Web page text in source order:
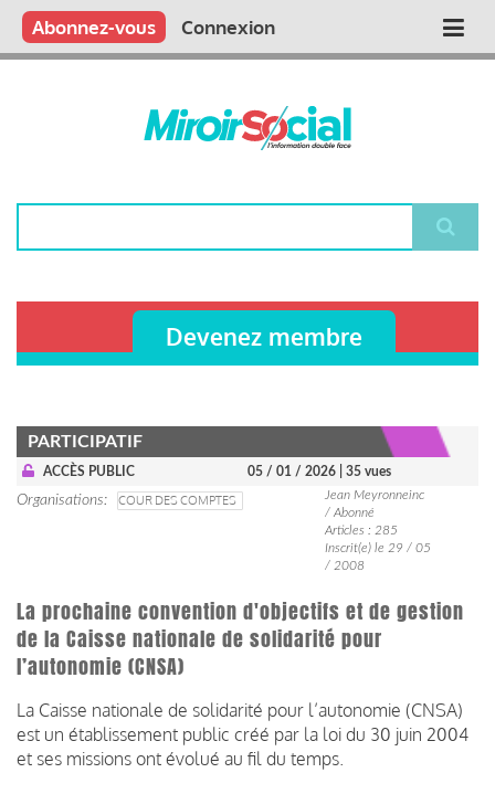
Aller
contenu
Main
Qui sommes nous ?
Vous publiez
Nous publions
Contactez-nous
Abonnez-vous Connexion
Devenez membre
PARTICIPATIF
ACCÈS PUBLIC 05 / 01 / 2026 | 35 vues
Organisations COUR DES COMPTES
Jean Meyronneinc
/ Abonné
Articles : 285
Inscrit(e) le 29 / 05
/ 2008
La prochaine convention d'objectifs et de gestion
de la Caisse nationale de solidarité pour
l’autonomie (CNSA)
La Caisse nationale de solidarité pour l’autonomie (CNSA)
est un établissement public créé par la loi du 30 juin 2004
et ses missions ont évolué au fil du temps.